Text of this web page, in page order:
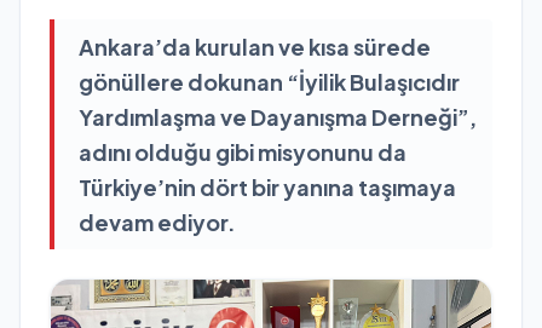
Ankara’da kurulan ve kısa sürede
gönüllere dokunan “İyilik Bulaşıcıdır
Yardımlaşma ve Dayanışma Derneği”,
adını olduğu gibi misyonunu da
Türkiye’nin dört bir yanına taşımaya
devam ediyor.